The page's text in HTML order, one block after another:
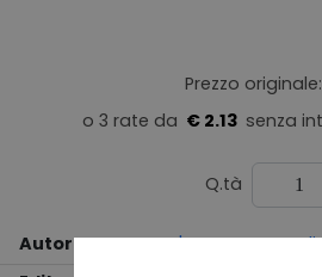
Prezzo originale:
€ 2.13
Q.tà
Autore
F. D' Ermo, a cura di